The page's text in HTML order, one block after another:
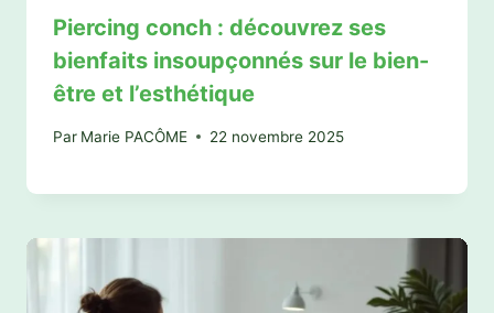
Piercing conch : découvrez ses
bienfaits insoupçonnés sur le bien-
être et l’esthétique
Par Marie PACÔME 22 novembre 2025